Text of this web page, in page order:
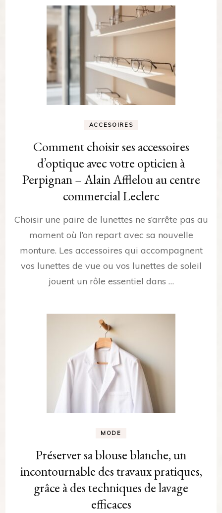
ACCESOIRES
Comment choisir ses accessoires
d’optique avec votre opticien à
Perpignan – Alain Afflelou au centre
commercial Leclerc
Choisir une paire de lunettes ne s’arrête pas au
moment où l’on repart avec sa nouvelle
monture. Les accessoires qui accompagnent
vos lunettes de vue ou vos lunettes de soleil
jouent un rôle essentiel dans …
MODE
Préserver sa blouse blanche, un
incontournable des travaux pratiques,
grâce à des techniques de lavage
efficaces